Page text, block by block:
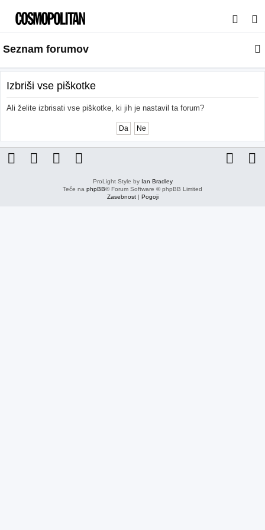
s
a
j
Seznam forumov
Izbriši vse piškotke
Ali želite izbrisati vse piškotke, ki jih je nastavil ta forum?
ProLight Style by Ian Bradley
Teče na phpBB® Forum Software © phpBB Limited
Zasebnost| Pogoji